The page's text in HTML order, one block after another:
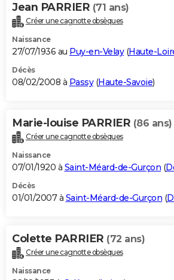
Jean PARRIER (71 ans)
Créer une cagnotte obsèques
Naissance
27/07/1936 au Puy-en-Velay(Haute-
Décès
08/02/2008 à Passy(Haute-Savoie)
Marie-louise PARRIER (86 ans)
Créer une cagnotte obsèques
Naissance
07/01/1920 à Saint-Méard-de-Gurçon (
Décès
01/01/2007 à Saint-Méard-de-Gurçon (
Colette PARRIER (72 ans)
Créer une cagnotte obsèques
Naissance